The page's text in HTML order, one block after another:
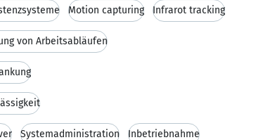
Motion capturing Infrarot tracking
von Arbeitsabläufen
Systemadministration Inbetriebnahme